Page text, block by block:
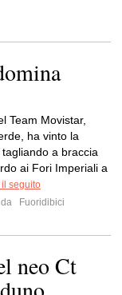
Team Movistar,
ha vinto la
a braccia
ai Fori Imperiali a
il seguito
da
Fuoridibici
neo Ct